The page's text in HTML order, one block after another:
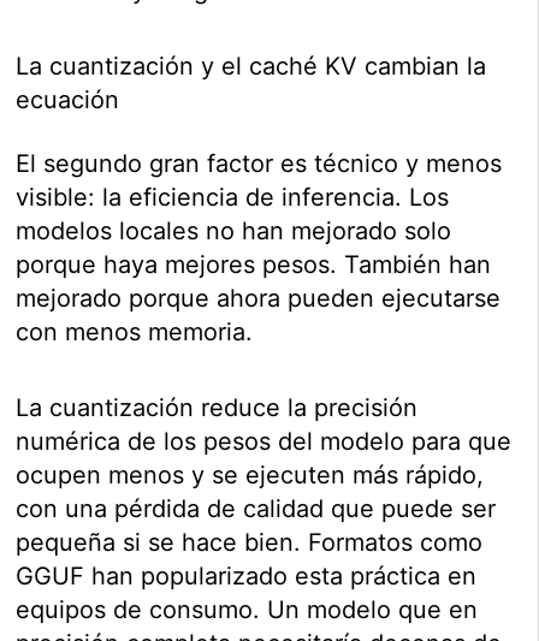
La cuantización y el caché KV cambian la
ecuación
El segundo gran factor es técnico y menos
visible: la eficiencia de inferencia. Los
modelos locales no han mejorado solo
porque haya mejores pesos. También han
mejorado porque ahora pueden ejecutarse
con menos memoria.
La cuantización reduce la precisión
numérica de los pesos del modelo para que
ocupen menos y se ejecuten más rápido,
con una pérdida de calidad que puede ser
pequeña si se hace bien. Formatos como
GGUF han popularizado esta práctica en
equipos de consumo. Un modelo que en